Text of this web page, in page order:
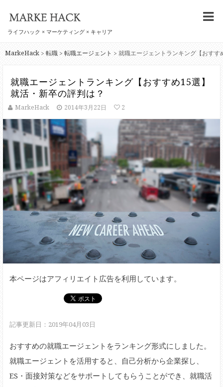
ライフハック × マーケティング × キャリア
MarkeHack > 転職 > 転職エージェント >
就職エージェントランキング【おすすめ15選】
就活・新卒の評判は？
MarkeHack 2014年3月22日 2
本ページはアフィリエイト広告を利用しています。
記事更新日：2019年04月03日
おすすめの就職エージェントをランキング形式にしました。
就職エージェントを活用すると、自己分析から企業探し、
ES・面接対策などをサポートしてもらうことができ、就職活